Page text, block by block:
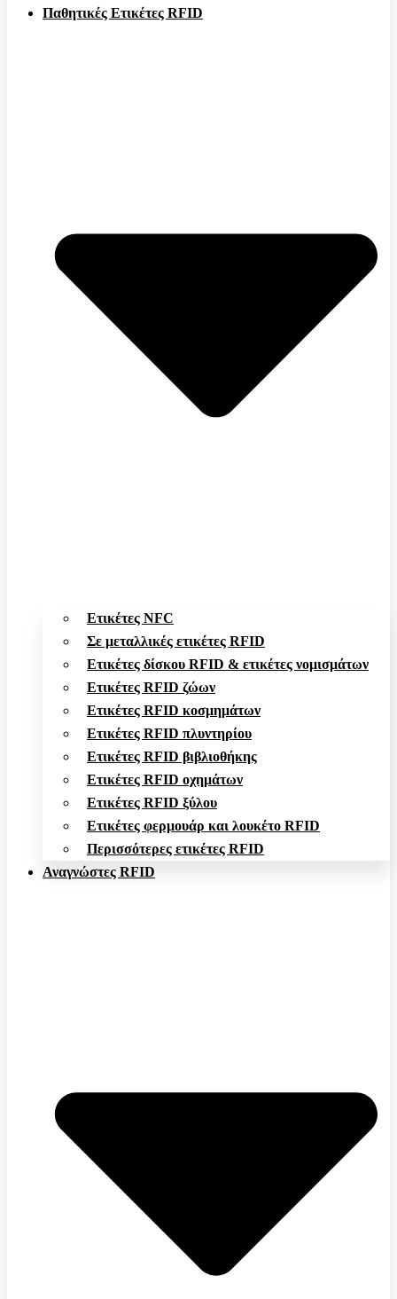
Παθητικές Ετικέτες RFID
Ετικέτες NFC
Σε μεταλλικές ετικέτες RFID
Ετικέτες δίσκου RFID & ετικέτες νομισμάτων
Ετικέτες RFID ζώων
Ετικέτες RFID κοσμημάτων
Ετικέτες RFID πλυντηρίου
Ετικέτες RFID βιβλιοθήκης
Ετικέτες RFID οχημάτων
Ετικέτες RFID ξύλου
Ετικέτες φερμουάρ και λουκέτο RFID
Περισσότερες ετικέτες RFID
Αναγνώστες RFID